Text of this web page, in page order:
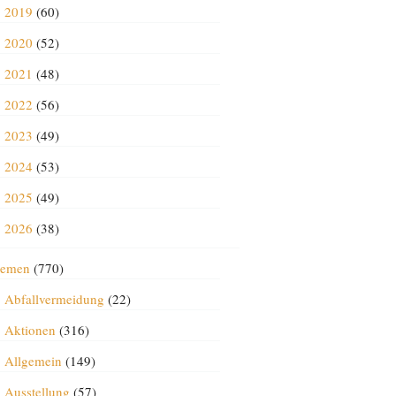
2019 (60)
2020 (52)
2021 (48)
2022 (56)
2023 (49)
2024 (53)
2025 (49)
2026 (38)
(770)
Abfallvermeidung (22)
Aktionen (316)
Allgemein (149)
Ausstellung (57)